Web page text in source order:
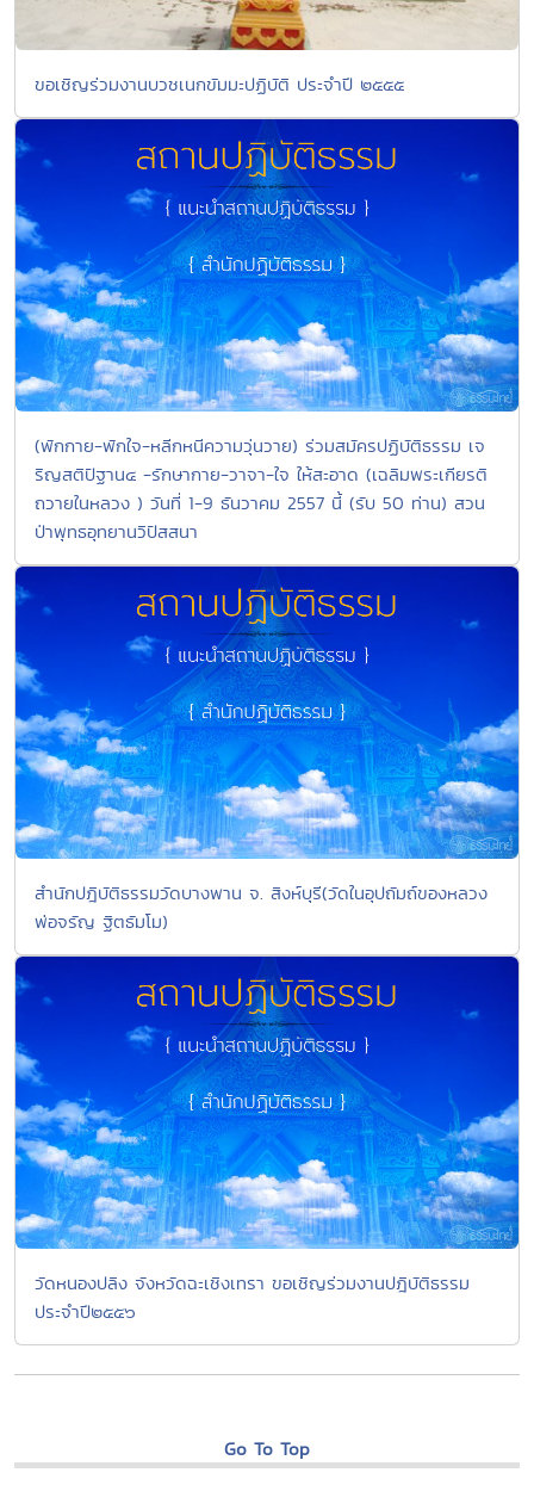
ขอเชิญร่วมงานบวชเนกขัมมะปฏิบัติ ประจำปี ๒๕๕๕
(พักกาย-พักใจ-หลีกหนีความวุ่นวาย) ร่วมสมัครปฏิบัติธรรม เจ
ริญสติปัฐาน๔ -รักษากาย-วาจา-ใจ ให้สะอาด (เฉลิมพระเกียรติ
ถวายในหลวง ) วันที่ 1-9 ธันวาคม 2557 นี้ (รับ 50 ท่าน) สวน
ป่าพุทธอุทยานวิปัสสนา
สำนักปฎิบัติธรรมวัดบางพาน จ. สิงห์บุรี(วัดในอุปถัมถ์ของหลวง
พ่อจรัญ ฐิตธัมโม)
วัดหนองปลิง จังหวัดฉะเชิงเทรา ขอเชิญร่วมงานปฎิบัติธรรม
ประจำปี๒๕๕๖
Go To Top